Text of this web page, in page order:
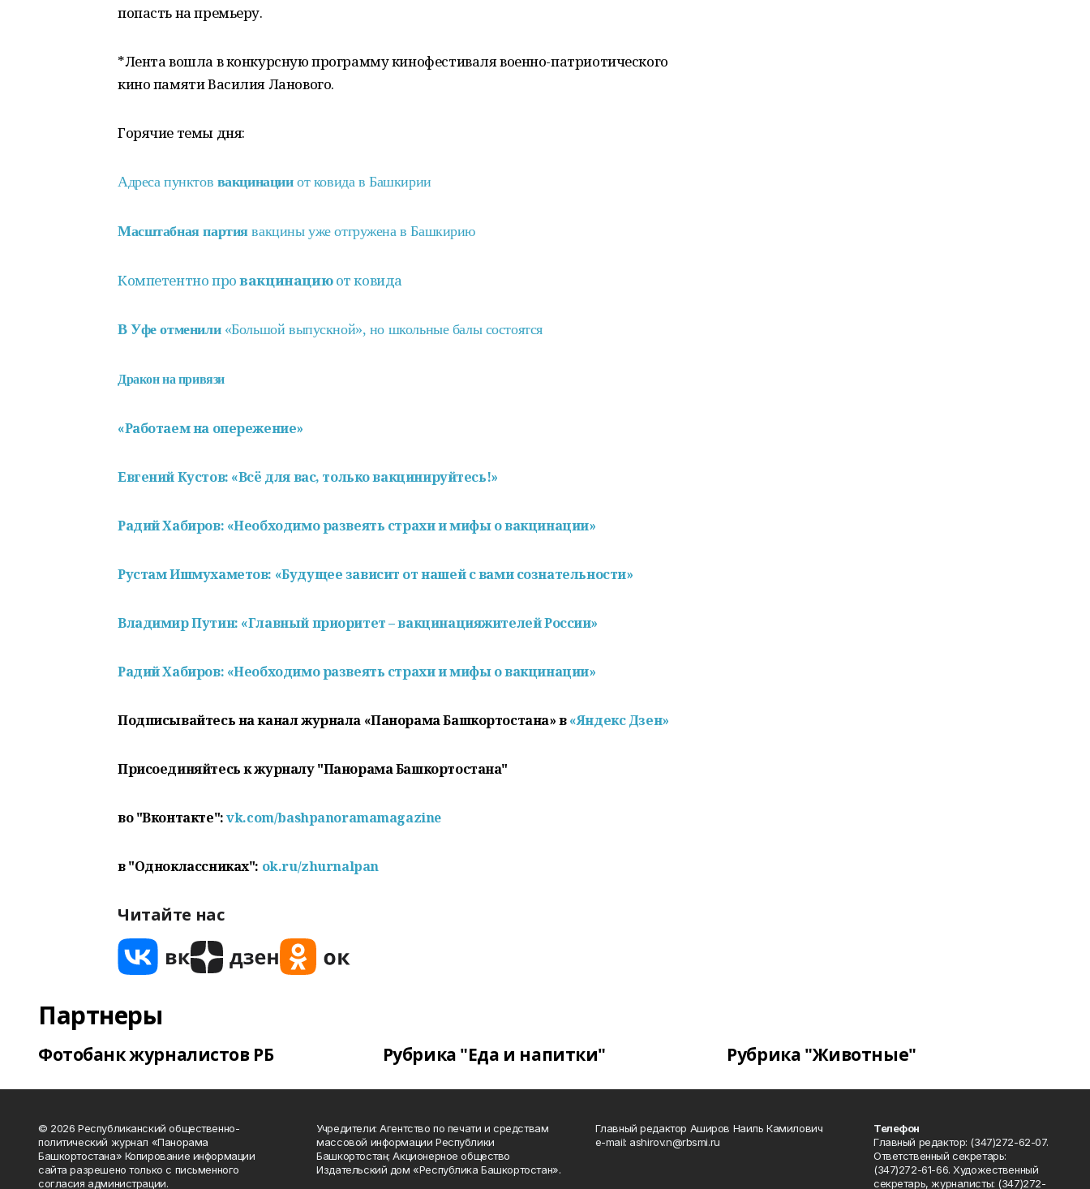
попасть на премьеру.
*Лента вошла в конкурсную программу кинофестиваля военно-патриотического
кино памяти Василия Ланового.
Горячие темы дня:
Адреса пунктов вакцинацииот ковида в Башкирии
Масштабная партиявакцины уже отгружена в Башкирию
Компетентно провакцинациюот ковида
В Уфе отменили«Большой выпускной», но школьные балы состоятся
Дракон на привязи
«Работаем на опережение»
Евгений Кустов: «Всё для вас, только вакцинируйтесь!»
Радий Хабиров: «Необходимо развеять страхи и мифы о вакцинации»
Рустам Ишмухаметов: «Будущее зависит от нашей с вами сознательности»
Владимир Путин: «Главный приоритет –вакцинацияжителей России»
Радий Хабиров: «Необходимо развеять страхи и мифы овакцинации»
Подписывайтесь на канал журнала «Панорама Башкортостана» в«Яндекс Дзен»
Присоединяйтесь к журналу "Панорама Башкортостана"
во "Вконтакте":vk.com/bashpanoramamagazine
в "Одноклассниках": ok.ru/zhurnalpan
Читайте нас
Партнеры
Фотобанк журналистов РБ Рубрика "Еда и напитки" Рубрика "Животные"
© 2026 Республиканский общественно-
политический журнал «Панорама
Башкортостана» Копирование информации
сайта разрешено только с письменного
согласия администрации.
Учредители: Агентство по печати и средствам
массовой информации Республики
Башкортостан; Акционерное общество
Издательский дом «Республика Башкортостан».
Главный редактор Аширов Наиль Камилович
e-mail: ashirov.n@rbsmi.ru
Телефон
Главный редактор: (347)272-62-07.
Ответственный секретарь:
(347)272-61-66. Художественный
секретарь, журналисты: (347)272-